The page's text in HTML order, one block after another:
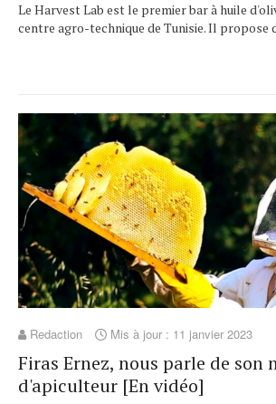
Le Harvest Lab est le premier bar à huile
centre agro-technique de Tunisie. Il propose
Redaction Mis à jour : 11 janvier 2023
Firas Ernez, nous parle de son
d'apiculteur [En vidéo]